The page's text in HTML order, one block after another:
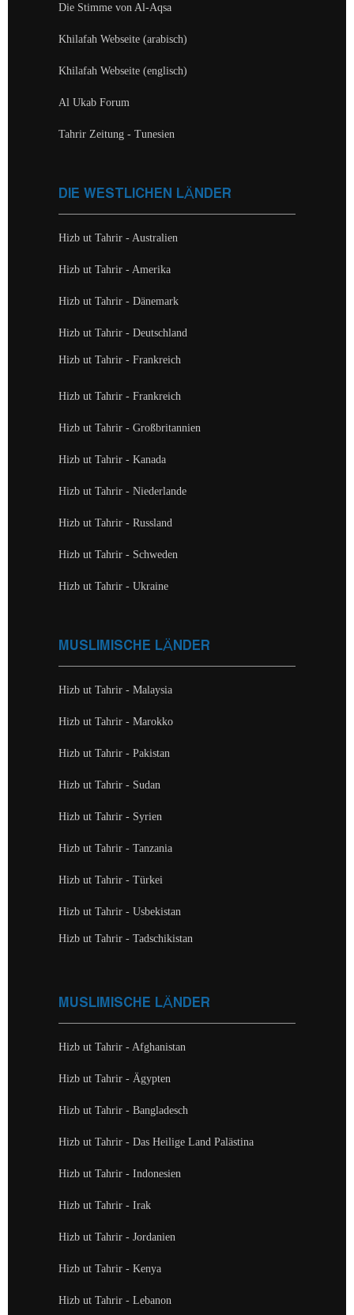
Die Stimme von Al-Aqsa
Khilafah Webseite (arabisch)
Khilafah Webseite (englisch)
Al Ukab Forum
Tahrir Zeitung - Tunesien
DIE WESTLICHEN LÄNDER
Hizb ut Tahrir - Australien
Hizb ut Tahrir - Amerika
Hizb ut Tahrir - Dänemark
Hizb ut Tahrir - Deutschland
Hizb ut Tahrir - Frankreich
Hizb ut Tahrir - Frankreich
Hizb ut Tahrir - Großbritannien
Hizb ut Tahrir - Kanada
Hizb ut Tahrir - Niederlande
Hizb ut Tahrir - Russland
Hizb ut Tahrir - Schweden
Hizb ut Tahrir - Ukraine
MUSLIMISCHE LÄNDER
Hizb ut Tahrir - Malaysia
Hizb ut Tahrir - Marokko
Hizb ut Tahrir - Pakistan
Hizb ut Tahrir - Sudan
Hizb ut Tahrir - Syrien
Hizb ut Tahrir - Tanzania
Hizb ut Tahrir - Türkei
Hizb ut Tahrir - Usbekistan
Hizb ut Tahrir - Tadschikistan
MUSLIMISCHE LÄNDER
Hizb ut Tahrir - Afghanistan
Hizb ut Tahrir - Ägypten
Hizb ut Tahrir - Bangladesch
Hizb ut Tahrir - Das Heilige Land Palästina
Hizb ut Tahrir - Indonesien
Hizb ut Tahrir - Irak
Hizb ut Tahrir - Jordanien
Hizb ut Tahrir - Kenya
Hizb ut Tahrir - Lebanon